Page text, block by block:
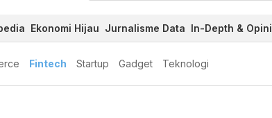
Ekonomi Hijau Jurnalisme Data In-Depth & Opini
Fintech Startup Gadget Teknologi